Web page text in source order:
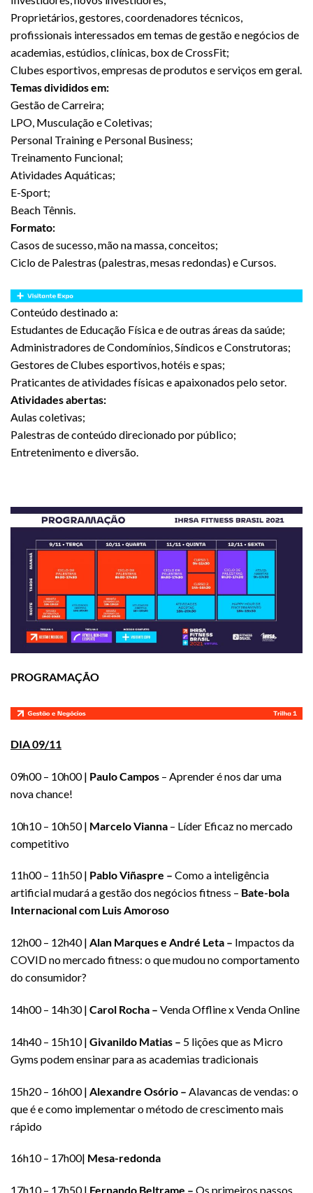
Proprietários, gestores, coordenadores técnicos,
profissionais interessados em temas de gestão e negócios de
academias, estúdios, clínicas, box de CrossFit;
Clubes esportivos, empresas de produtos e serviços em geral.
Temas divididos em:
Gestão de Carreira;
LPO, Musculação e Coletivas;
Personal Training e Personal Business;
Treinamento Funcional;
Atividades Aquáticas;
E-Sport;
Beach Tênnis.
Formato:
Casos de sucesso, mão na massa, conceitos;
Ciclo de Palestras (palestras, mesas redondas) e Cursos.
Conteúdo destinado a:
Estudantes de Educação Física e de outras áreas da saúde;
Administradores de Condomínios, Síndicos e Construtoras;
Gestores de Clubes esportivos, hotéis e spas;
Praticantes de atividades físicas e apaixonados pelo setor.
Atividades abertas:
Aulas coletivas;
Palestras de conteúdo direcionado por público;
Entretenimento e diversão.
PROGRAMAÇÃO
DIA 09/11
09h00 – 10h00 | Paulo Campos – Aprender é nos dar uma
nova chance!
10h10 – 10h50 | Marcelo Vianna – Líder Eficaz no mercado
competitivo
11h00 – 11h50 | Pablo Viñaspre – Como a inteligência
artificial mudará a gestão dos negócios fitness – Bate-bola
Internacional com Luis Amoroso
12h00 – 12h40 | Alan Marques e André Leta – Impactos da
COVID no mercado fitness: o que mudou no comportamento
do consumidor?
14h00 – 14h30 | Carol Rocha – Venda Offline x Venda Online
14h40 – 15h10 | Givanildo Matias – 5 lições que as Micro
Gyms podem ensinar para as academias tradicionais
15h20 – 16h00 | Alexandre Osório – Alavancas de vendas: o
que é e como implementar o método de crescimento mais
rápido
16h10 – 17h00| Mesa-redonda
17h10 – 17h50 | Fernando Beltrame – Os primeiros passos